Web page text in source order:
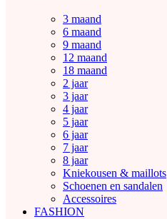
3 maand
6 maand
9 maand
12 maand
18 maand
2 jaar
3 jaar
4 jaar
5 jaar
6 jaar
7 jaar
8 jaar
Kniekousen & maillots
Schoenen en sandalen
Accessoires
FASHION